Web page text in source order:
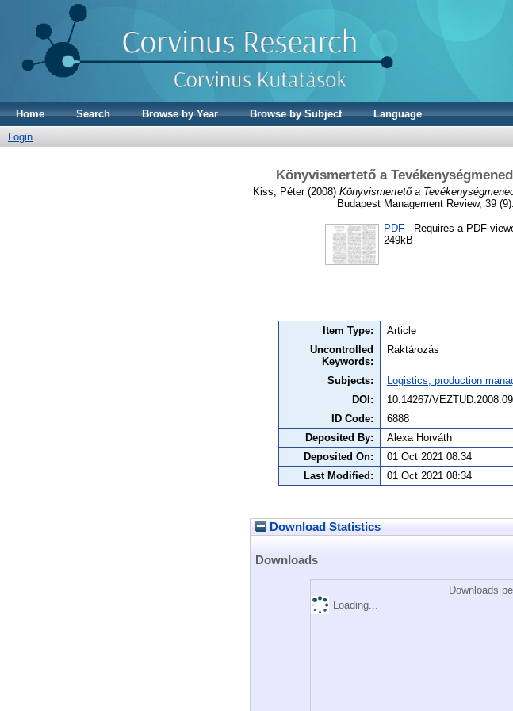
Home Search Browse by Year Browse by Subject
Language
Login
Könyvismertető a
Kiss, Péter(2008) Könyvismertető a
Budapest Management Review, 39
PDF - Requires a PDF
249kB
Item Type:
Article
Uncontrolled
Keywords:
Raktározás
Subjects:
Logistics, production
DOI:
10.14267/
ID Code:
6888
Deposited By:
Alexa Horváth
Deposited On:
01 Oct 2021 08:34
Last Modified:
01 Oct 2021 08:34
Download Statistics
Downloads
Downloads
Loading...